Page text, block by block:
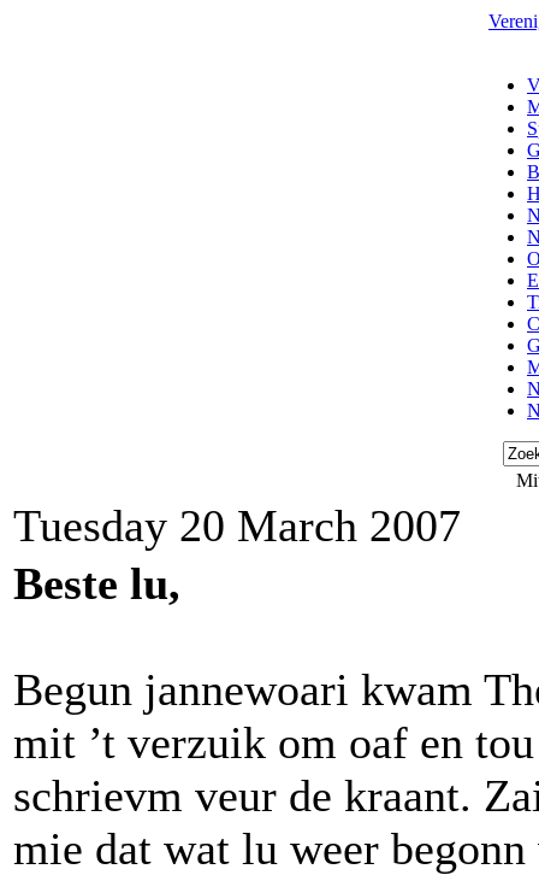
Tuesday 20 March 2007
Beste lu,
Begun jannewoari kwam
mit ’t verzuik om oaf en
schrievm veur de kraant.
mie dat wat lu weer